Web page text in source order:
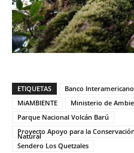
ETIQUETAS Banco
MiAMBIENTE
Ministerio de
Parque Nacional Volcán Barú
Proyecto Apoyo para la
Natural
Sendero Los Quetzales